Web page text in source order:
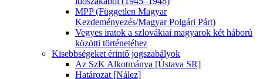
MPP (Független Magyar
Kezdeményezés/Magyar Polgári Párt)
Vegyes iratok a szlovákiai magyarok két háború
közötti történetéhez
Kisebbségeket érintő jogszabályok
Az SzK Alkotmánya [Ústava SR]
Határozat [Nález]